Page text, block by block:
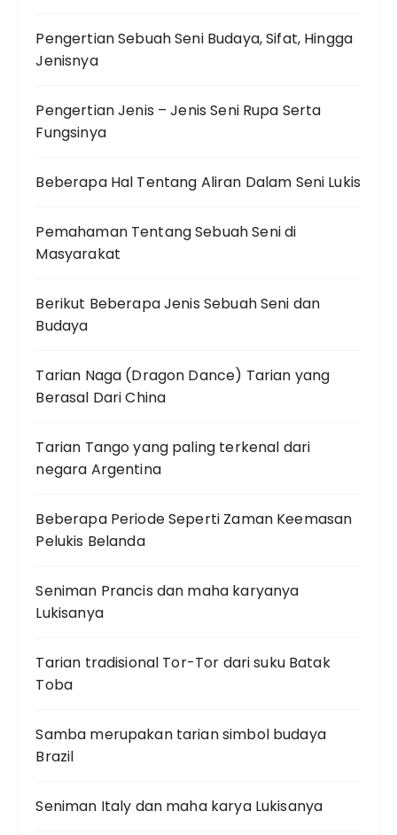
Pengertian Sebuah Seni Budaya, Sifat, Hingga
Jenisnya
Pengertian Jenis – Jenis Seni Rupa Serta
Fungsinya
Beberapa Hal Tentang Aliran Dalam Seni Lukis
Pemahaman Tentang Sebuah Seni di
Masyarakat
Berikut Beberapa Jenis Sebuah Seni dan
Budaya
Tarian Naga (Dragon Dance) Tarian yang
Berasal Dari China
Tarian Tango yang paling terkenal dari
negara Argentina
Beberapa Periode Seperti Zaman Keemasan
Pelukis Belanda
Seniman Prancis dan maha karyanya
Lukisanya
Tarian tradisional Tor-Tor dari suku Batak
Toba
Samba merupakan tarian simbol budaya
Brazil
Seniman Italy dan maha karya Lukisanya